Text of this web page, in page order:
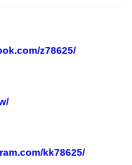
z78625/
kk78625/